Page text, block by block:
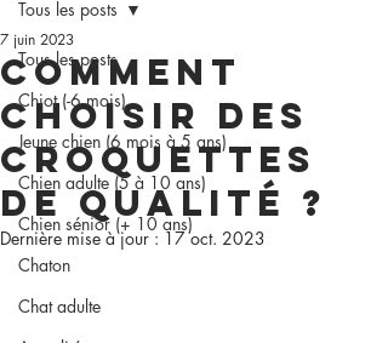
Tous les posts
Chiot (-6 mois)
Jeune chien (6 mois à 5 ans)
Chien adulte (5 à 10 ans)
Chien sénior (+ 10 ans)
Chaton
Chat adulte
Tous les posts
Comment
choisir des
croquettes
de qualité ?
7 juin 2023
Dernière mise à jour : 17 oct. 2023